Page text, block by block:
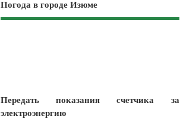
Погода в городе Изюме
Передать показания счетчика за
электроэнергию